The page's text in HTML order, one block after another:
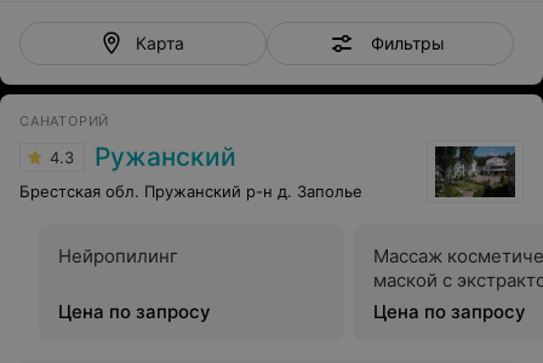
Карта Фильтры
САНАТОРИЙ
4.3 Ружанский
Брестская обл. Пружанский р-н д. Заполье
Нейропилинг
Цена по запросу
Массаж
маской с
Цена по запросу